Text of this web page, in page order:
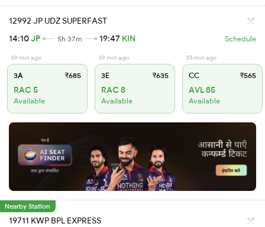
12992 JP UDZ SUPERFAST
14:10JP 5h 37m 19:47 KIN Schedule
39 min ago
3A ₹685
RAC 5
Available
39 min ago
3E ₹635
RAC 8
Available
35 min ago
CC ₹565
AVL 85
Available
Nearby Station
19711 KWP BPL EXPRESS